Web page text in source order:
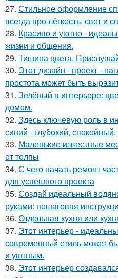
27. Стильное оформление
всегда про лёгкость, свет и
28. Красиво и уютно -
жизни и общения.
29. Тишина цвета.
30. Этот дизайн - проект -
простота может быть
31. Зелёный в интерьере:
домом.
32. Здесь ключевую роль в
синий - глубокий,
33. Маленькие известные
от толпы
34. С чего начать ремонт
для успешного проекта
35. Создай идеальный
руками: пошаговая
36. Отдельная кухня или
37. Этот интерьер -
современный стиль может
и уютным.
38. Этот интерьер